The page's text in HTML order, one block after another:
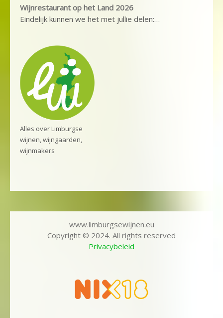
Wijnrestaurant op het Land 2026
Eindelijk kunnen we het met jullie delen:…
Alles over Limburgse
wijnen, wijngaarden,
wijnmakers
www.limburgsewijnen.eu
Copyright © 2024. All rights reserved
Privacybeleid